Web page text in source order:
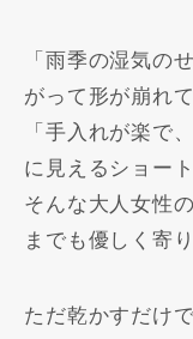
「雨季の湿気の
がって形が崩れ
「手入れが楽で
に見えるショー
そんな大人女性
までも優しく寄
ただ乾かすだけ